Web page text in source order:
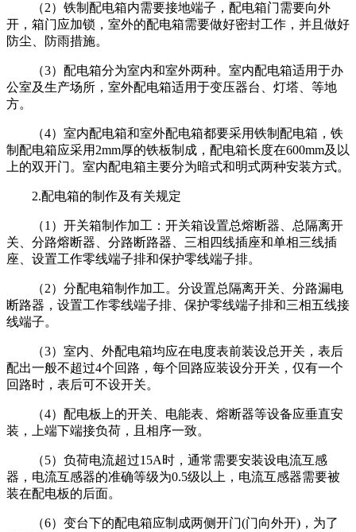
（2）铁制配电箱内需要接地端子，配电箱门需要向外
开，箱门应加锁，室外的配电箱需要做好密封工作，并且做好
防尘、防雨措施。
（3）配电箱分为室内和室外两种。室内配电箱适用于办
公室及生产场所，室外配电箱适用于变压器台、灯塔、等地
方。
（4）室内配电箱和室外配电箱都要采用铁制配电箱，铁
制配电箱应采用2mm厚的铁板制成，配电箱长度在600mm及以
上的双开门。室内配电箱主要分为暗式和明式两种安装方式。
2.配电箱的制作及有关规定
（1）开关箱制作加工：开关箱设置总熔断器、总隔离开
关、分路熔断器、分路断路器、三相四线插座和单相三线插
座、设置工作零线端子排和保护零线端子排。
（2）分配电箱制作加工。分设置总隔离开关、分路漏电
断路器，设置工作零线端子排、保护零线端子排和三相五线接
线端子。
（3）室内、外配电箱均应在电度表前装设总开关，表后
配出一般不超过4个回路，每个回路应装设分开关，仅有一个
回路时，表后可不设开关。
（4）配电板上的开关、电能表、熔断器等设备应垂直安
装，上端下端接负荷，且相序一致。
（5）负荷电流超过15A时，通常需要安装设电流互感
器，电流互感器的准确等级为0.5级以上，电流互感器需要被
装在配电板的后面。
（6）变台下的配电箱应制成两侧开门(门向外开)，为了